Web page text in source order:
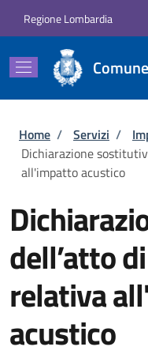
Regione Lombardia
Briciole di
Home / Servizi /
Dichiarazione
all'impatto acustico
dell’atto
relativa
acustico